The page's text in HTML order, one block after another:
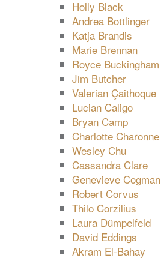
Holly Black
Andrea Bottlinger
Katja Brandis
Marie Brennan
Royce Buckingham
Jim Butcher
Valerian Çaithoque
Lucian Caligo
Bryan Camp
Charlotte Charonne
Wesley Chu
Cassandra Clare
Genevieve Cogman
Robert Corvus
Thilo Corzilius
Laura Dümpelfeld
David Eddings
Akram El-Bahay